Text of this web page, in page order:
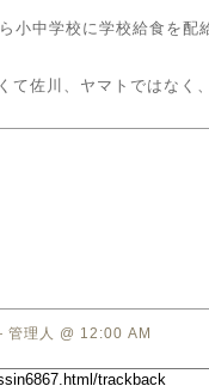
小中学校に学校給食を配
て佐川、ヤマトではなく
理人 @ 12:00 AM